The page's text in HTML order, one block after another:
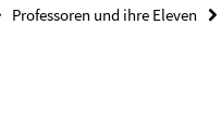
Professoren und ihre Eleven